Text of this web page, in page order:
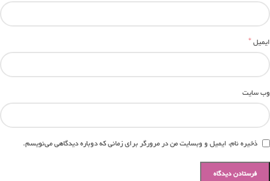
ایمیل*
وب‌ سایت
ذخیره نام، ایمیل و وبسایت من در مرورگر برای زمانی که دوباره دیدگاهی می‌نویسم.